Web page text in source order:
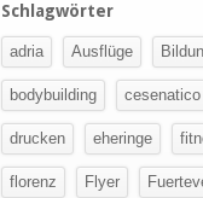
Schlagwörter
adria Ausflüge
bodybuilding cesenatico
drucken eheringe
florenz Flyer